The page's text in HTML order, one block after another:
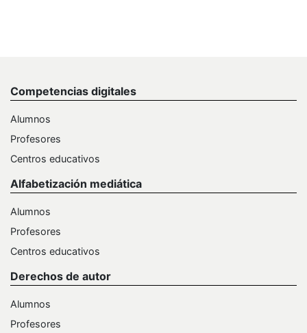
Competencias digitales
Alumnos
Profesores
Centros educativos
Alfabetización mediática
Alumnos
Profesores
Centros educativos
Derechos de autor
Alumnos
Profesores